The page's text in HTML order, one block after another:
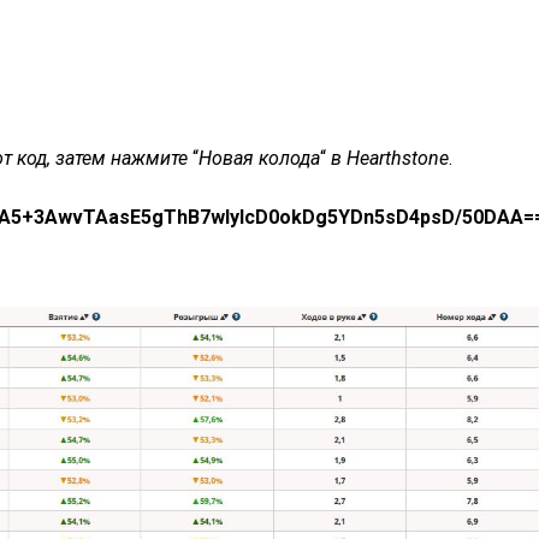
код, затем нажмите “Новая колода“ в Hearthstone.